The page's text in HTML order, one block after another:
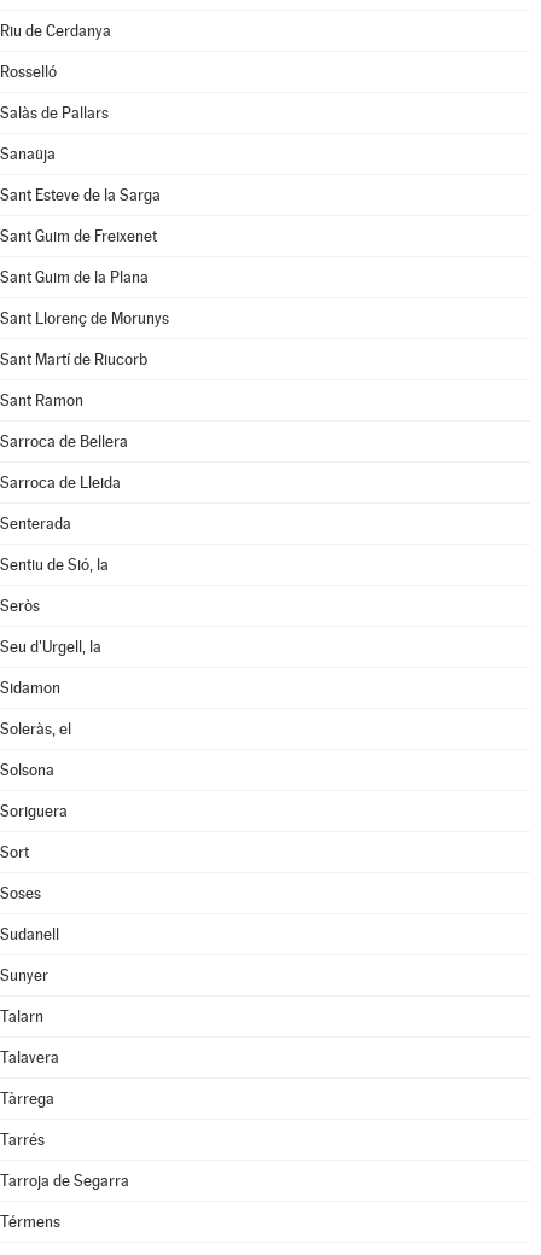
Riu de Cerdanya
Rosselló
Salàs de Pallars
Sanaüja
Sant Esteve de la Sarga
Sant Guim de Freixenet
Sant Guim de la Plana
Sant Llorenç de Morunys
Sant Martí de Riucorb
Sant Ramon
Sarroca de Bellera
Sarroca de Lleida
Senterada
Sentiu de Sió, la
Seròs
Seu d'Urgell, la
Sidamon
Soleràs, el
Solsona
Soriguera
Sort
Soses
Sudanell
Sunyer
Talarn
Talavera
Tàrrega
Tarrés
Tarroja de Segarra
Térmens